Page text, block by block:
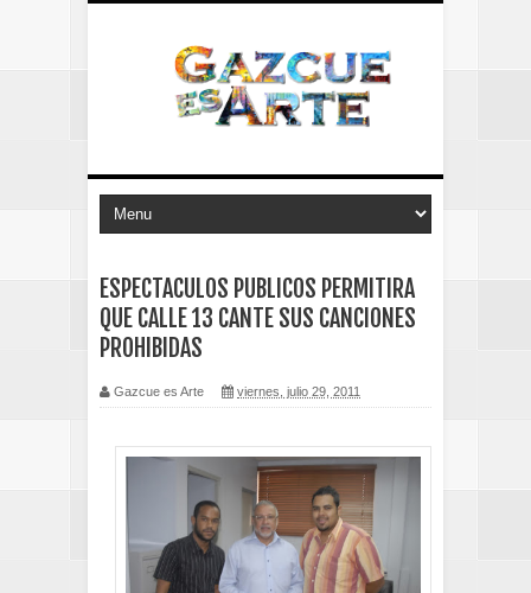
ESPECTACULOS PUBLICOS PERMITIRA
QUE CALLE 13 CANTE SUS CANCIONES
PROHIBIDAS
Gazcue es Arte viernes, julio 29, 2011